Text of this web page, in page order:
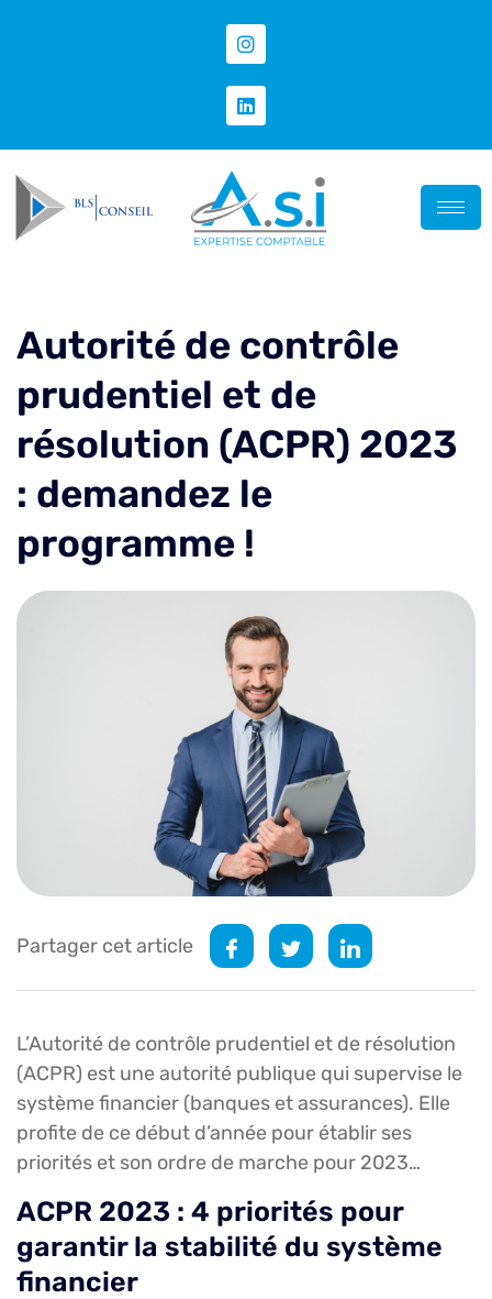
Autorité de contrôle
prudentiel et de
résolution (ACPR) 2023
: demandez le
programme !
Partager cet article
L’Autorité de contrôle prudentiel et de résolution
(ACPR) est une autorité publique qui supervise le
système financier (banques et assurances). Elle
profite de ce début d’année pour établir ses
priorités et son ordre de marche pour 2023…
ACPR 2023 : 4 priorités pour
garantir la stabilité du système
financier